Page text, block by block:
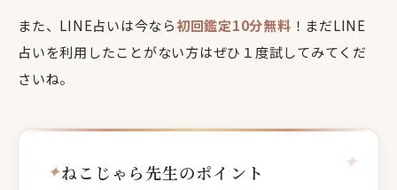
また、LINE占いは今なら初回鑑定10分無料 ！まだLINE
占いを利用したことがない方はぜひ１度試してみてくだ
さいね。
ねこじゃら先生のポイント